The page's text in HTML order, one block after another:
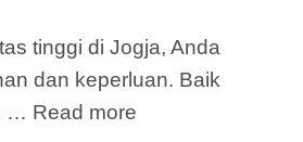
tinggi di Jogja, Anda
dan keperluan. Baik
… Read more